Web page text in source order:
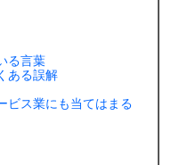
る言葉
ある誤解
ビス業にも当てはまる